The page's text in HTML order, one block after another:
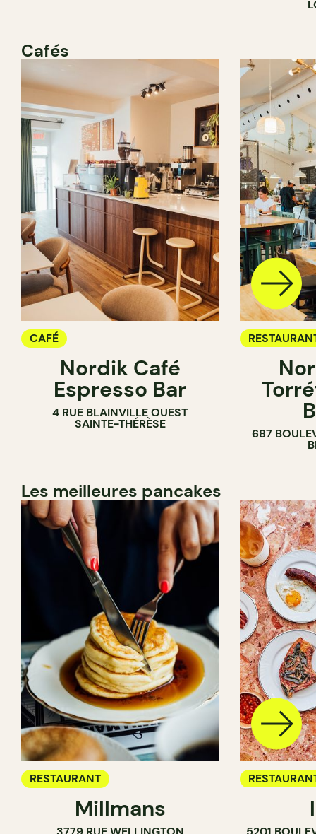
Cafés
CAFÉ
Nordik Café
Espresso Bar
4 RUE BLAINVILLE OUEST
SAINTE-THÉRÈSE
687
Les meilleures pancakes
RESTAURANT
Millmans